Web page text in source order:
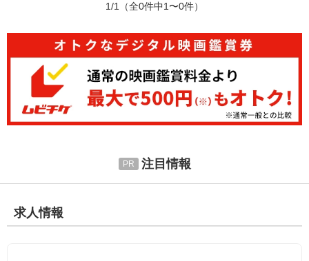
1/1 （全0件中1〜0件）
注目情報
求人情報